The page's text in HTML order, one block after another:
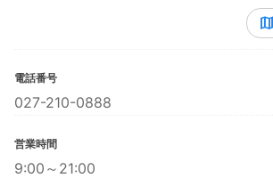
電話番号
027-210-0888
営業時間
9:00～21:00